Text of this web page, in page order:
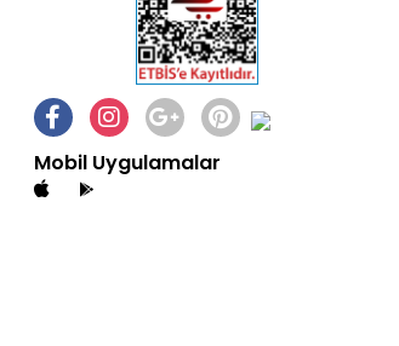
Mobil Uygulamalar